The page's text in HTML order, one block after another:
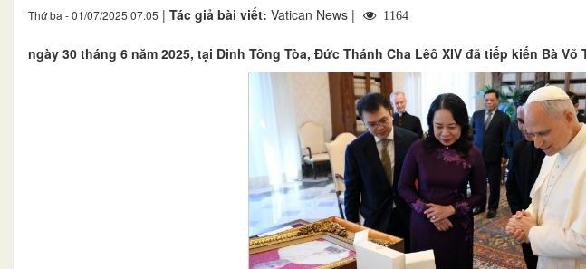
Thứ ba - 01/07/2025 07:05 | Tác giả bài viết: Vatican News | 1164
ngày 30 tháng 6 năm 2025, tại Dinh Tông Tòa, Đức Thánh Cha Lêô XIV đã tiếp kiến Bà Võ